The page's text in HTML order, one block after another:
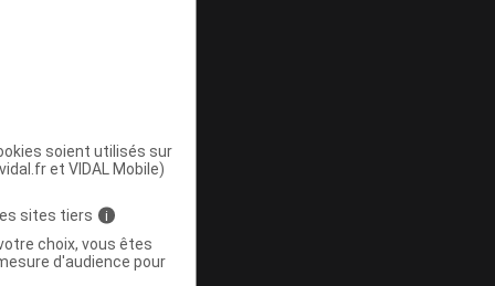
soient utilisés sur
et VIDAL Mobile)
sites tiers i
choix, vous êtes
d'audience pour